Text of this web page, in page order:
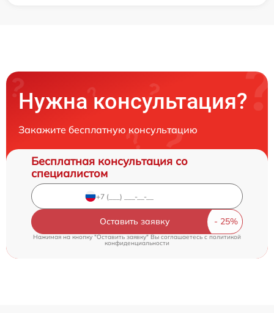
Нужна консультация?
Закажите бесплатную консультацию
Бесплатная консультация со
специалистом
Оставить заявку
Нажимая на кнопку "Оставить заявку" Вы соглашаетесь cполитикой
конфиденциальности